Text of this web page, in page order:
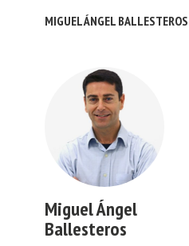
MIGUEL ÁNGEL BALLESTEROS
Miguel Ángel
Ballesteros